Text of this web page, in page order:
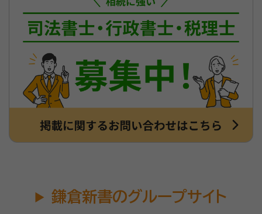
鎌倉新書のグループサイト